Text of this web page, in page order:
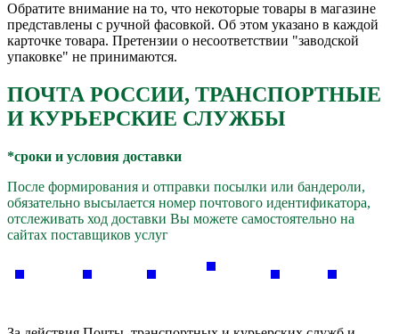
Обратите внимание на то, что некоторые товары в магазине
представлены с ручной фасовкой. Об этом указано в каждой
карточке товара. Претензии о несоответствии "заводской
упаковке" не принимаются.
ПОЧТА РОССИИ, ТРАНСПОРТНЫЕ
И КУРЬЕРСКИЕ СЛУЖБЫ
*сроки и условия доставки
После формирования и отправки посылки или бандероли,
обязательно высылается номер почтового идентификатора,
отслеживать ход доставки Вы можете самостоятельно на
сайтах поставщиков услуг